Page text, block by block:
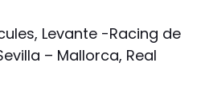
Levante -Racing de
– Mallorca, Real